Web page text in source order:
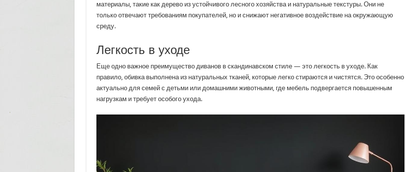
материалы, такие как дерево из устойчивого лесного хозяйства и натуральные текстуры. Они не
только отвечают требованиям покупателей, но и снижают негативное воздействие на окружающую
среду.
Легкость в уходе
Еще одно важное преимущество диванов в скандинавском стиле — это легкость в уходе. Как
правило, обивка выполнена из натуральных тканей, которые легко стираются и чистятся. Это особенно
актуально для семей с детьми или домашними животными, где мебель подвергается повышенным
нагрузкам и требует особого ухода.